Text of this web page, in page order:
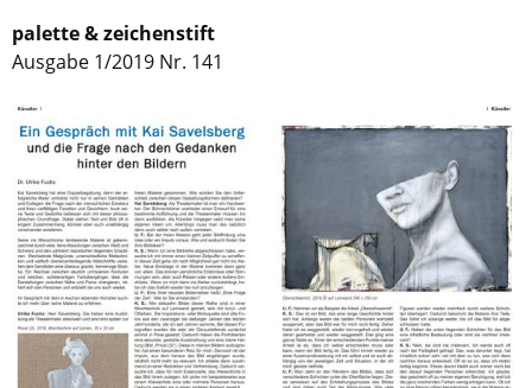
palette & zeichenstift
Ausgabe 1/2019 Nr. 141